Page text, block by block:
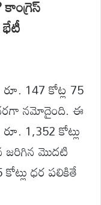
147 కోట్ల 75
ధరగా నమోదైంది. ఈ
1,352 కోట్లు
జరిగిన మొదటి
ధర పలికితే